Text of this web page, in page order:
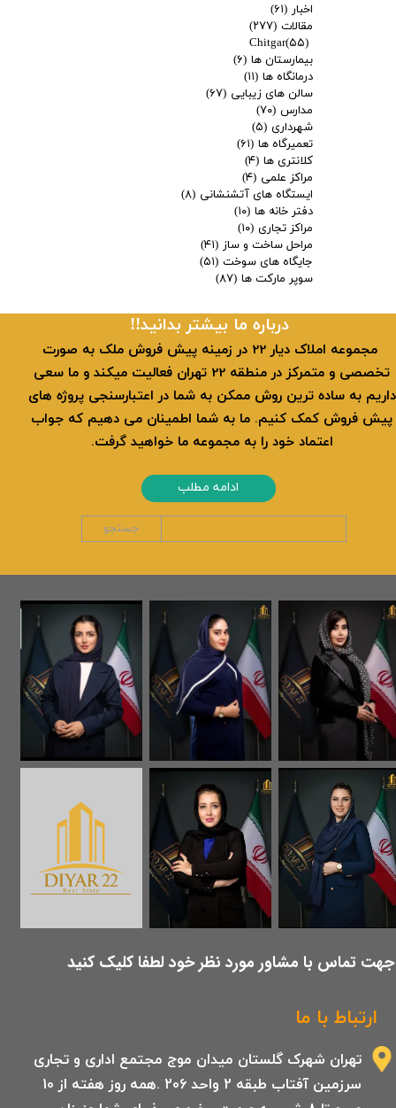
اخبار (۶۱)
مقالات (۲۷۷)
Chitgar(۵۵)
بیمارستان ها (۶)
درمانگاه ها (۱۱)
سالن های زیبایی (۶۷)
مدارس (۷۰)
شهرداری (۵)
تعمیرگاه ها (۶۱)
کلانتری ها (۴)
مراکز علمی (۴)
ایستگاه های آتشنشانی (۸)
دفتر خانه ها (۱۰)
مراکز تجاری (۱۰)
مراحل ساخت و ساز (۴۱)
جایگاه های سوخت (۵۱)
سوپر مارکت ها (۸۷)
ارتباط با ما
تهران شهرک گلستان میدان موج مجتمع اداری و تجاری
سرزمین آفتاب طبقه 2 واحد 206 .همه روز هفته از 10
​جهت تماس با مشاور مورد نظر خود لطفا کلیک کنید
​​درباره ما بیشتر بدانید!!
​ مجموعه املاک دیار 22 در زمینه پیش فروش ملک به صورت
تخصصی و متمرکز در منطقه 22 تهران فعالیت میکند و ما سعی
داریم به ساده ترین روش ممکن به شما در اعتبارسنجی پروژه های
پیش فروش کمک کنیم. ما به شما اطمینان می دهیم که جواب
اعتماد خود را به مجموعه ما خواهید گرفت.
ادامه مطلب
جستجو